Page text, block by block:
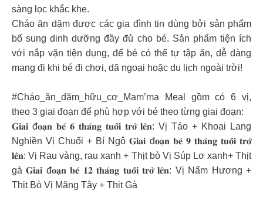
sàng lọc khắc khe.
Cháo ăn dặm được các gia đình tin dùng bởi sản phẩm
bổ sung dinh dưỡng đầy đủ cho bé. Sản phẩm tiện ích
với nắp vặn tiện dụng, để bé có thể tự tập ăn, dễ dàng
mang đi khi bé đi chơi, dã ngoại hoặc du lịch ngoài trời!
#Cháo_ăn_dặm_hữu_cơ_Mam’ma Meal gồm có 6 vị,
theo 3 giai đoạn để phù hợp với bé theo từng giai đoạn:
𝐆𝐢𝐚𝐢 đ𝐨𝐚̣𝐧 𝐛𝐞́ 𝟔 𝐭𝐡𝐚́𝐧𝐠 𝐭𝐮𝐨̂̉𝐢 𝐭𝐫𝐨̛̉ 𝐥𝐞̂𝐧: Vị Táo + Khoai Lang
Nghiền Vị Chuối + Bí Ngô 𝐆𝐢𝐚𝐢 đ𝐨𝐚̣𝐧 𝐛𝐞́ 𝟗 𝐭𝐡𝐚́𝐧𝐠 𝐭𝐮𝐨̂̉𝐢 𝐭𝐫𝐨̛̉
𝐥𝐞̂𝐧: Vị Rau vàng, rau xanh + Thịt bò Vị Súp Lơ xanh+ Thịt
gà 𝐆𝐢𝐚𝐢 đ𝐨𝐚̣𝐧 𝐛𝐞́ 𝟏𝟐 𝐭𝐡𝐚́𝐧𝐠 𝐭𝐮𝐨̂̉𝐢 𝐭𝐫𝐨̛̉ 𝐥𝐞̂𝐧: Vị Nấm Hương +
Thịt Bò Vị Măng Tây + Thịt Gà